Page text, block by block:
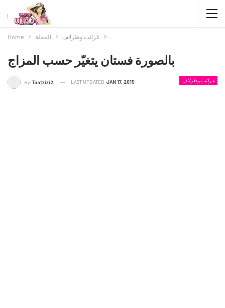
Home المجلة غرائب وطرائف
بالصورة فستان يتغيّر حسب المزاج
غرائب وطرائف By Tantzizi2 LAST UPDATED JAN 17, 2015